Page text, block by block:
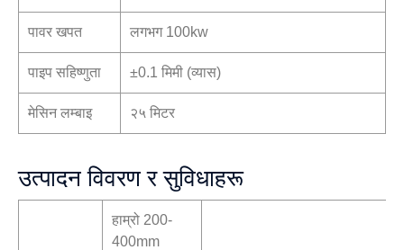
पावर खपत लगभग 100kw
पाइप सहिष्णुता ±0.1 मिमी (व्यास)
मेसिन लम्बाइ २५ मिटर
उत्पादन विवरण र सुविधाहरू
हाम्रो 200-
400mm